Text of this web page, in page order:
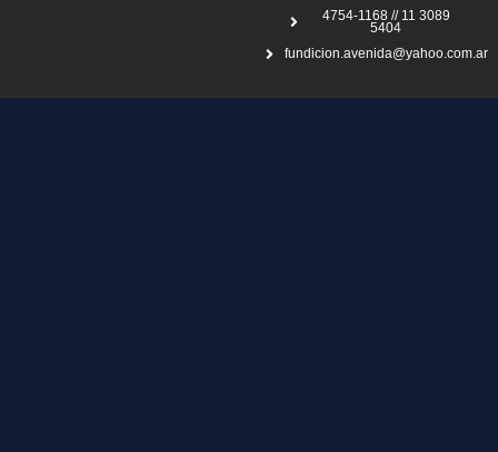
4754-1168 // 11 3089
5404
fundicion.avenida@yahoo.com.ar